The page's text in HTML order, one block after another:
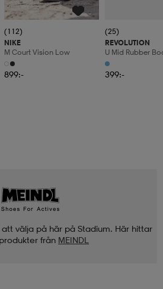
(112)
NIKE
M Court Vision Low
899:-
(25)
REVOLUTION
U Mid Rubber
399:-
välja på här på Stadium. Här hittar
från MEINDL